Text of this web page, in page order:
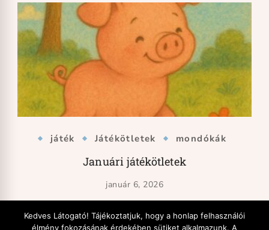
játék Játékötletek mondókák
Januári játékötletek
január 6, 2026
Kedves Látogató! Tájékoztatjuk, hogy a honlap felhasználói
élmény fokozásának érdekében sütiket alkalmazunk. A